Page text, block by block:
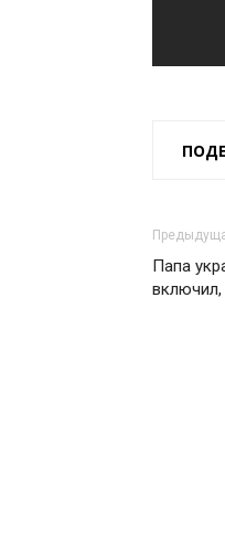
Папа
включил,